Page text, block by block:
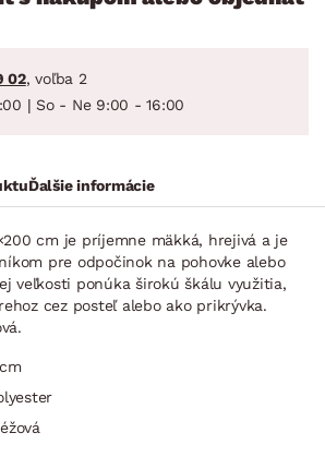
02, voľba 2
| So - Ne 9:00 - 16:00
Ďalšie informácie
cm je príjemne mäkká, hrejivá a je
pre odpočinok na pohovke alebo
veľkosti ponúka širokú škálu využitia,
cez posteľ alebo ako prikrývka.